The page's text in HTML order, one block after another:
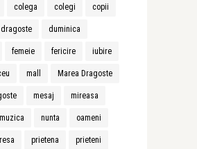
colega colegi copii
dragoste duminica
femeie fericire iubire
mall Marea Dragoste
mesaj mireasa
muzica nunta oameni
prietena prieteni